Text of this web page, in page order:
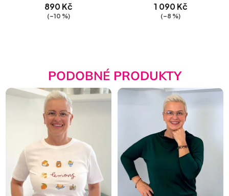
890 Kč
(–10 %)
1 090 Kč
(–8 %)
PODOBNÉ PRODUKTY